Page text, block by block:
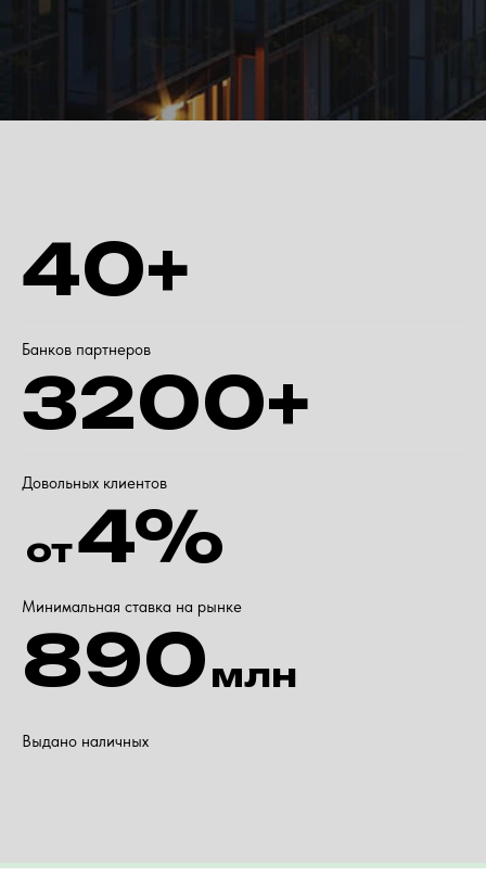
40+
Банков партнеров
3200+
Довольных клиентов
Минимальная ставка на рынке
4%
от
Выдано наличных
млн
890